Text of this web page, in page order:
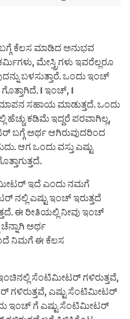
ಕೆಲಸ ಮಾಡಿದ ಅನುಭವ
ಮೇಸ್ತ್ರಿಗಳು ಇವರೆಲ್ಲರೂ
ಬಳಸುತ್ತಾರೆ. ಒಂದು ಇಂಚ್
1 ಇಂಚ್, 1
ಸಹಾಯ ಮಾಡುತ್ತದೆ. ಒಂದು
ಹೆಚ್ಚು ಕಡಿಮೆ ಇದ್ದರೆ ಪರವಾಗಿಲ್ಲ,
ಅರ್ಥ ಆಗಿರುವುದರಿಂದ
ಆಗ ಒಂದು ವಸ್ತು ಎಷ್ಟು
ಇದೆ ಎಂದು ನಮಗೆ
ನಲ್ಲಿ ಎಷ್ಟು ಇಂಚ್ ಇರುತ್ತದೆ
ಈ ರೀತಿಯಲ್ಲಿ ನೀವು ಇಂಚ್
ಅರ್ಥ
ನಿಮಗೆ ಈ ಕೆಲಸ
ಸೆಂಟಿಮೀಟರ್ ಗಳಿರುತ್ತವೆ,
ಗಳಿರುತ್ತವೆ, ಎಷ್ಟು ಸೆಂಟಿಮೀಟರ್
ಇಂಚ್ ಗೆ ಎಷ್ಟು ಸೆಂಟಿಮೀಟರ್